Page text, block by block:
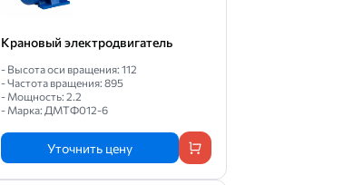
Крановый электродвигатель
- Высота оси вращения: 112
- Частота вращения: 895
- Мощность: 2.2
- Марка: ДМТФ012-6
Уточнить цену